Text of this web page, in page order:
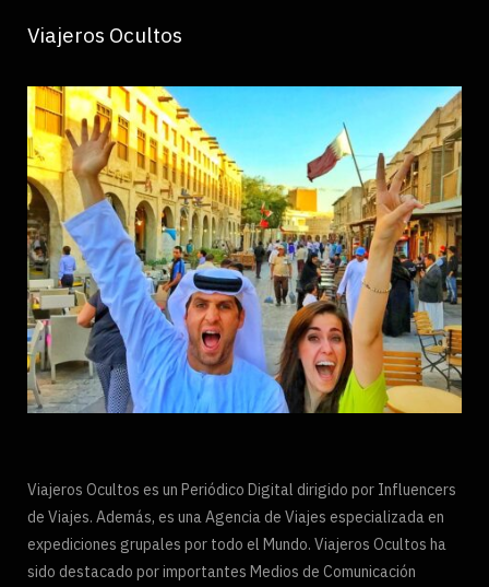
Viajeros Ocultos
Viajeros Ocultos es un Periódico Digital dirigido por Influencers
de Viajes. Además, es una Agencia de Viajes especializada en
expediciones grupales por todo el Mundo. Viajeros Ocultos ha
sido destacado por importantes Medios de Comunicación